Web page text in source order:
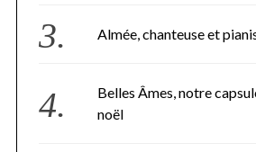
Almée, chanteuse et
Belles Âmes, notre
noël